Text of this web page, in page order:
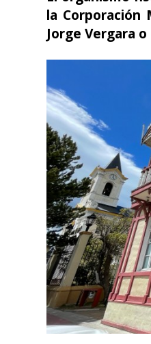
la Corporación
Jorge Vergara